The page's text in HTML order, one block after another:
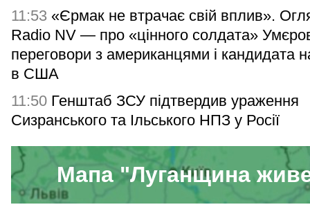
11:53 «Єрмак не втрачає свій вплив».
Radio NV — про «цінного солдата»
переговори з американцями і кандидата
в США
11:50 Генштаб ЗСУ підтвердив ураження
Сизранського та Ільського НПЗ у Росії
Мапа "Луганщина